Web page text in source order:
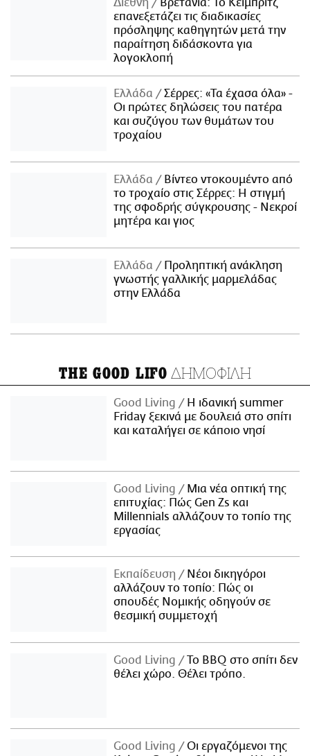
Διεθνή
Βρετανία: Το Κέιμπριτζ
επανεξετάζει τις διαδικασίες
πρόσληψης καθηγητών μετά την
παραίτηση διδάσκοντα για
λογοκλοπή
Ελλάδα
Σέρρες: «Τα έχασα όλα» -
Οι πρώτες δηλώσεις του πατέρα
και συζύγου των θυμάτων του
τροχαίου
Ελλάδα
Βίντεο ντοκουμέντο από
το τροχαίο στις Σέρρες: Η στιγμή
της σφοδρής σύγκρουσης - Νεκροί
μητέρα και γιος
Ελλάδα
Προληπτική ανάκληση
γνωστής γαλλικής μαρμελάδας
στην Ελλάδα
THE GOOD LIFO ΔΗΜΟΦΙΛΗ
Good Living
Η ιδανική summer
Friday ξεκινά με δουλειά στο σπίτι
και καταλήγει σε κάποιο νησί
Good Living
Μια νέα οπτική της
επιτυχίας: Πώς Gen Zs και
Millennials αλλάζουν το τοπίο της
εργασίας
Εκπαίδευση
Νέοι δικηγόροι
αλλάζουν το τοπίο: Πώς οι
σπουδές Νομικής οδηγούν σε
θεσμική συμμετοχή
Good Living
Το BBQ στο σπίτι δεν
θέλει χώρο. Θέλει τρόπο.
Good Living
Οι εργαζόμενοι της